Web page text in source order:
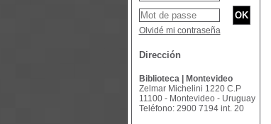
Olvidé mi contraseña
Dirección
Biblioteca | Montevideo
Zelmar Michelini 1220 C.P
11100 - Montevideo - Uruguay
Teléfono: 2900 7194 int. 20